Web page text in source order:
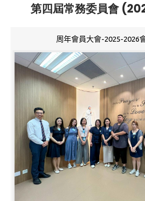
第四屆常務委員會
周年會員大會-2025-2026